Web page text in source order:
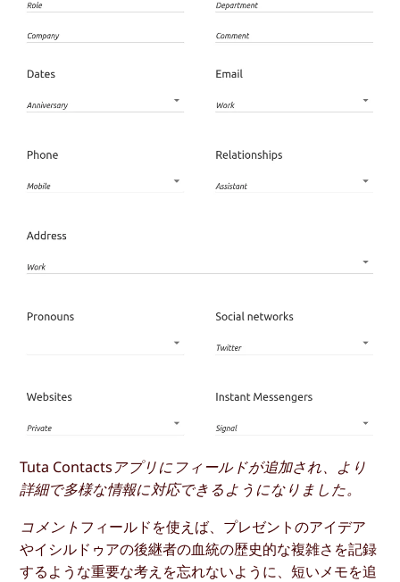
Tuta Contactsアプリにフィールドが追加され、より
詳細で多様な情報に対応できるようになりました。
コメントフィールドを使えば、プレゼントのアイデア
やイシルドゥアの後継者の血統の歴史的な複雑さを記録
するような重要な考えを忘れないように、短いメモを追